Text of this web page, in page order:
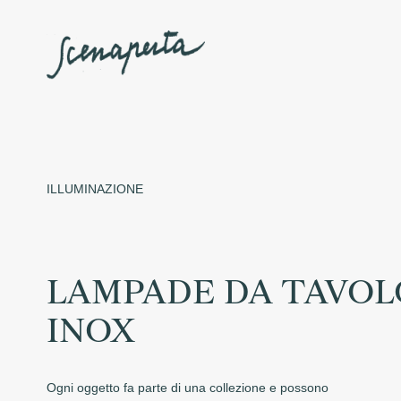
ILLUMINAZIONE
LAMPADE DA
INOX
Ogni oggetto fa parte di una collezione e possono